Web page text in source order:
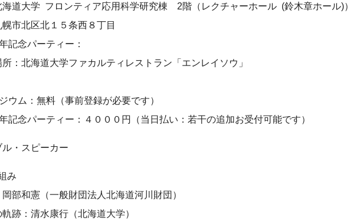
フロンティア応用科学研究棟 2階（レクチャーホール (鈴木章ホール)）
北１５条西８丁目
念パーティー：
道大学ファカルティレストラン「エンレイソウ」
ム：無料（事前登録が必要です）
念パーティー：４０００円（当日払い：若干の追加お受付可能です）
ル・スピーカー
み
和憲（一般財団法人北海道河川財団）
：清水康行（北海道大学）